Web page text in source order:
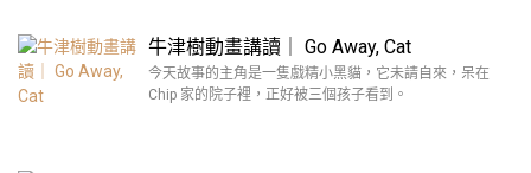
牛津樹動畫講讀｜ Go Away, Cat
今天故事的主角是一隻戲精小黑貓，它未請自來，呆在
Chip 家的院子裡，正好被三個孩子看到。